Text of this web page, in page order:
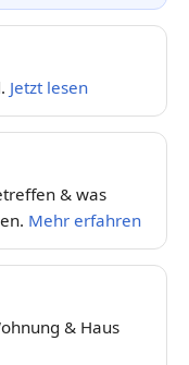
Jetzt lesen
& was
Mehr erfahren
& Haus